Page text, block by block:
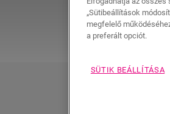
„Sütibeállítások
megfelelő
a preferált opciót.
SÜTIK BEÁLLÍTÁSA